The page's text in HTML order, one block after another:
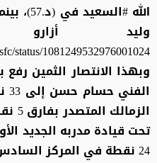
الله
status/1081249532976001024
وبهذا الانتصار الثمين
تحت قيادة مدربه الجديد
24 نقطة في المركز السادس.